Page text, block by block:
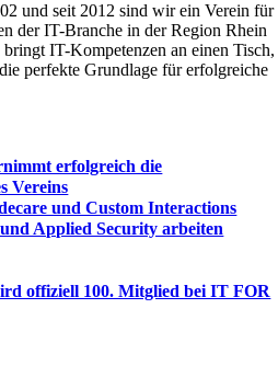
und seit 2012 sind wir ein Verein für
der IT-Branche in der Region Rhein
IT-Kompetenzen an einen Tisch,
perfekte Grundlage für erfolgreiche
erfolgreich die
Vereins
und Custom Interactions
Applied Security arbeiten
offiziell 100. Mitglied bei IT FOR